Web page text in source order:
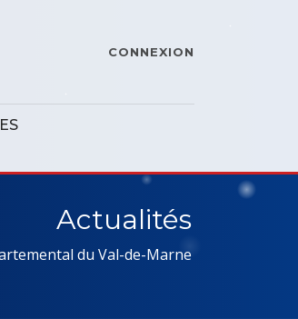
CONNEXION
Actualités
du Val-de-Marne